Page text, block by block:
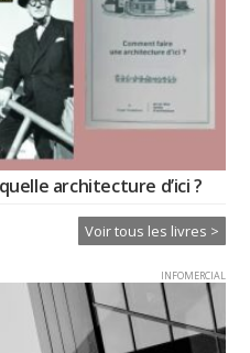
architecture d’ici ?
Voir tous les livres >
INFOMERCIAL